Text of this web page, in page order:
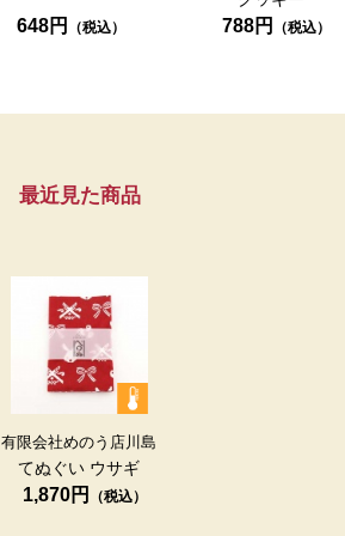
648円 788円
最近見た商品
有限会社めのう店川島
てぬぐい ウサギ
1,870円